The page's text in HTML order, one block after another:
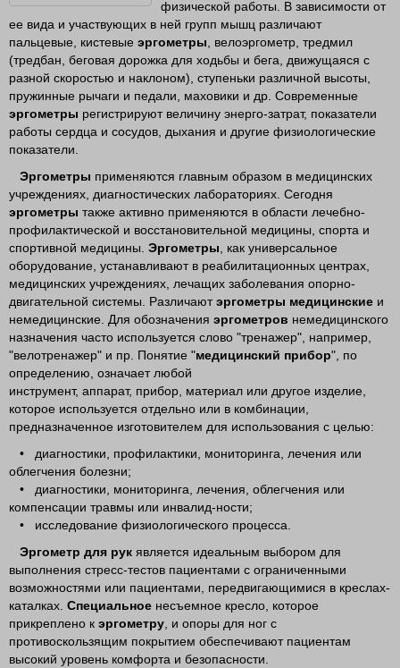
физической работы. В зависимости от
ее вида и участвующих в ней групп мышц различают
пальцевые, кистевые эргометры, велоэргометр, тредмил
(тредбан, беговая дорожка для ходьбы и бега, движущаяся с
разной скоростью и наклоном), ступеньки различной высоты,
пружинные рычаги и педали, маховики и др. Современные
эргометры регистрируют величину энерго-затрат, показатели
работы сердца и сосудов, дыхания и другие физиологические
показатели.
Эргометры применяются главным образом в медицинских
учреждениях, диагностических лабораториях. Сегодня
эргометры также активно применяются в области лечебно-
профилактической и восстановительной медицины, спорта и
спортивной медицины. Эргометры, как универсальное
оборудование, устанавливают в реабилитационных центрах,
медицинских учреждениях, лечащих заболевания опорно-
двигательной системы. Различаютэргометры медицинские и
немедицинские. Для обозначения эргометров немедицинского
назначения часто используется слово "тренажер", например,
"велотренажер" и пр. Понятие "медицинский прибор", по
определению, означает любой
инструмент, аппарат, прибор, материал или другое изделие,
которое используется отдельно или в комбинации,
предназначенное изготовителем для использования с целью:
• диагностики, профилактики, мониторинга, лечения или
облегчения болезни;
• диагностики, мониторинга, лечения, облегчения или
компенсации травмы или инвалид-ности;
• исследование физиологического процесса.
Эргометр для рук является идеальным выбором для
выполнения стресс-тестов пациентами с ограниченными
возможностями или пациентами, передвигающимися в креслах-
каталках. Специальное несъемное кресло, которое
прикреплено к эргометру, и опоры для ног с
противоскользящим покрытием обеспечивают пациентам
высокий уровень комфорта и безопасности.